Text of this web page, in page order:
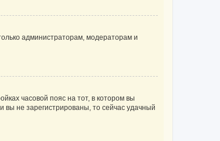
администраторам, модераторам и
часовой пояс на тот, в котором вы
вы не зарегистрированы, то сейчас удачный